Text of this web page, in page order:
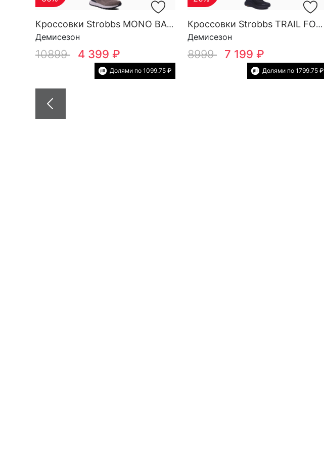
Кроссовки Strobbs MONO BASE M 3696-17
Демисезон
10899 4 399 ₽
Долями по 1099.75 ₽
Кроссовки Strobbs TRAIL FORCE YOW SG M 3818-3
Демисезон
8999 7 199 ₽
Долями по 1799.75 ₽